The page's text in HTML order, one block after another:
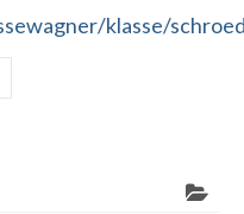
klasse/